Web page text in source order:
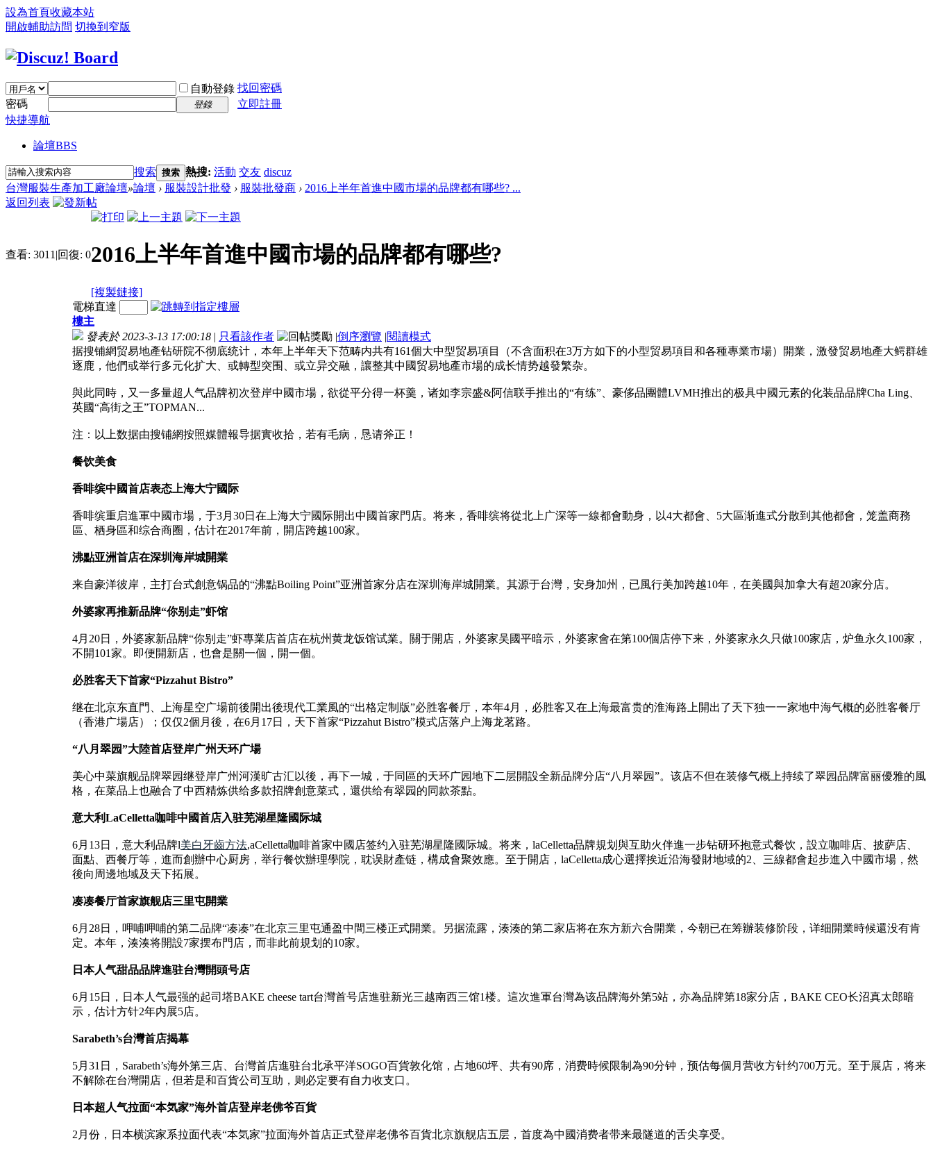
設為首頁收藏本站
開啟輔助訪問 切換到窄版
自動登錄 找回密碼
密碼
登錄
立即註冊
快捷導航
論壇BBS
搜索 搜索 熱搜: 活動 交友 discuz
台灣服裝生產加工廠論壇»論壇 › 服裝設計批發 › 服裝批發商 › 2016上半年首進中國市場的品牌都有哪些? ...
返回列表
查看: 3011 |回復: 02016上半年首進中國市場的品牌都有哪些?
[複製鏈接]
電梯直達
樓主
發表於 2023-3-13 17:00:18 | 只看該作者 |倒序瀏覽 |閱讀模式
据搜铺網贸易地產钻研院不彻底统计，本年上半年天下范畴内共有161個大中型贸易項目（不含面积在3万方如下的小型贸易項目和各種專業市場）開業，激發贸易地產大鳄群雄
逐鹿，他們或举行多元化扩大、或轉型突围、或立异交融，讓整其中國贸易地產市場的成长情势越發繁杂。
與此同時，又一多量超人气品牌初次登岸中國市場，欲從平分得一杯羹，诸如李宗盛&阿信联手推出的“有练”、豪侈品團體LVMH推出的极具中國元素的化装品品牌Cha Ling、
英國“高街之王”TOPMAN...
注：以上数据由搜铺網按照媒體報导据實收拾，若有毛病，恳请斧正！
餐饮美食
香啡缤中國首店表态上海大宁國际
香啡缤重启進軍中國市場，于3月30日在上海大宁國际開出中國首家門店。将来，香啡缤将從北上广深等一線都會動身，以4大都會、5大區渐進式分散到其他都會，笼盖商務
區、栖身區和综合商圈，估计在2017年前，開店跨越100家。
沸點亚洲首店在深圳海岸城開業
来自豪洋彼岸，主打台式創意锅品的“沸點Boiling Point”亚洲首家分店在深圳海岸城開業。其源于台灣，安身加州，已風行美加跨越10年，在美國與加拿大有超20家分店。
外婆家再推新品牌“你别走”虾馆
4月20日，外婆家新品牌“你别走”虾專業店首店在杭州黄龙饭馆试業。關于開店，外婆家吴國平暗示，外婆家會在第100個店停下来，外婆家永久只做100家店，炉鱼永久100家，
不開101家。即便開新店，也會是關一個，開一個。
必胜客天下首家“Pizzahut Bistro”
继在北京东直門、上海星空广場前後開出後現代工業風的“出格定制版”必胜客餐厅，本年4月，必胜客又在上海最富贵的淮海路上開出了天下独一一家地中海气概的必胜客餐厅
（香港广場店）；仅仅2個月後，在6月17日，天下首家“Pizzahut Bistro”模式店落户上海龙茗路。
“八月翠园”大陸首店登岸广州天环广場
美心中菜旗舰品牌翠园继登岸广州河漢旷古汇以後，再下一城，于同區的天环广园地下二层開設全新品牌分店“八月翠园”。该店不但在装修气概上持续了翠园品牌富丽優雅的風
格，在菜品上也融合了中西精炼供给多款招牌創意菜式，還供给有翠园的同款茶點。
意大利LaCelletta咖啡中國首店入驻芜湖星隆國际城
6月13日，意大利品牌l美白牙齒方法,aCelletta咖啡首家中國店签约入驻芜湖星隆國际城。将来，laCelletta品牌規划與互助火伴進一步钻研环抱意式餐饮，設立咖啡店、披萨店、
面點、西餐厅等，進而創辦中心厨房，举行餐饮辦理學院，耽误財產链，構成會聚效應。至于開店，laCelletta成心選擇挨近沿海發財地域的2、三線都會起步進入中國市場，然
後向周邊地域及天下拓展。
凑凑餐厅首家旗舰店三里屯開業
6月28日，呷哺呷哺的第二品牌“凑凑”在北京三里屯通盈中間三楼正式開業。另据流露，湊湊的第二家店将在东方新六合開業，今朝已在筹辦装修阶段，详细開業時候還没有肯
定。本年，湊湊将開設7家摆布門店，而非此前規划的10家。
日本人气甜品品牌進驻台灣開頭号店
6月15日，日本人气最强的起司塔BAKE cheese tart台灣首号店進驻新光三越南西三馆1楼。這次進軍台灣為该品牌海外第5站，亦為品牌第18家分店，BAKE CEO长沼真太郎暗
示，估计方针2年内展5店。
Sarabeth’s台灣首店揭幕
5月31日，Sarabeth’s海外第三店、台灣首店進驻台北承平洋SOGO百貨敦化馆，占地60坪、共有90席，消费時候限制為90分钟，预估每個月营收方针约700万元。至于展店，将来
不解除在台灣開店，但若是和百貨公司互助，则必定要有自力收支口。
日本超人气拉面“本気家”海外首店登岸老佛爷百貨
2月份，日本横滨家系拉面代表“本気家”拉面海外首店正式登岸老佛爷百貨北京旗舰店五层，首度為中國消费者带来最隧道的舌尖享受。